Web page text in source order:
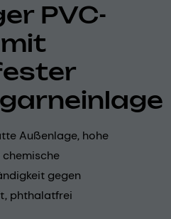
PVC-
Außenlage, hohe
gegen
phthalatfrei